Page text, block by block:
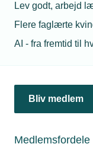
Lev godt, arbejd
Flere faglærte
AI - fra fremtid til
Bliv medlem
Medlemsfordele